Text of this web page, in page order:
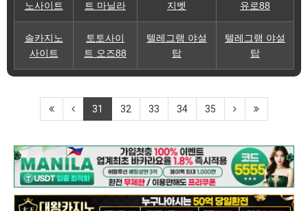
노사이트
트 마닐라
지벳
유로88
솔카지노
사이트
토토사이
트 오즈88
텔레그램 야설
탑
텔레그램 야설
탑
31 32 33 34 35